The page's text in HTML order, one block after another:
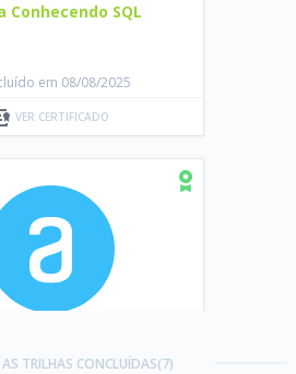
Conhecendo SQL
em 08/08/2025
VER CERTIFICADO
TRILHAS CONCLUÍDAS(7)